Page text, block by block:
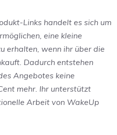
Links handelt es sich um
eine kleine
erhalten, wenn ihr über die
Dadurch entstehen
Angebotes keine
mehr. Ihr unterstützt
Arbeit von WakeUp